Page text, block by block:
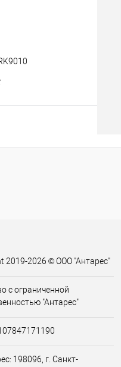
2019-2026 © ООО "Антарес"
с ограниченной
"Антарес"
198096, г. Санкт-